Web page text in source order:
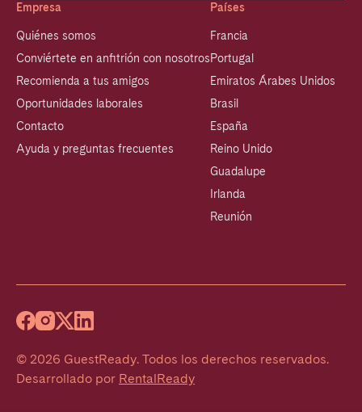
Empresa
Quiénes somos
Conviértete en anfitrión con nosotros
Recomienda a tus amigos
Oportunidades laborales
Contacto
Ayuda y preguntas frecuentes
Países
Francia
Portugal
Emiratos Árabes Unidos
Brasil
España
Reino Unido
Guadalupe
Irlanda
Reunión
© 2026 GuestReady. Todos los derechos reservados.
Desarrollado por RentalReady